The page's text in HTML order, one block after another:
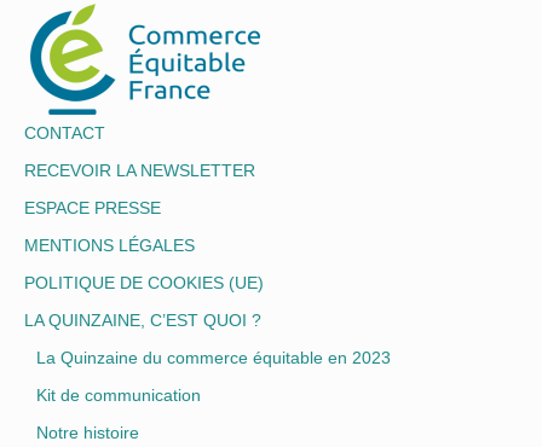
CONTACT
RECEVOIR LA NEWSLETTER
ESPACE PRESSE
MENTIONS LÉGALES
POLITIQUE DE COOKIES (UE)
LA QUINZAINE, C’EST QUOI ?
La Quinzaine du commerce équitable en 2023
Kit de communication
Notre histoire